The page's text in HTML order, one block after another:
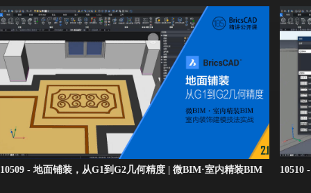
https://pan.baidu.com/s/1ANUI_m_uxaAWDqu9EZ1Qfw?pwd=vbim
👇课件下载链接
https://pan.baidu.com/s/12SqG_WYxH_GWztMCIkzn0w?pwd=vbim
👇课件
https://
10509 - 地面铺装，从G1到G2几何精度 | 微BIM·室内精装BIM 10510